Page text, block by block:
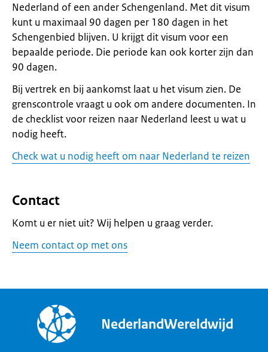
Nederland of een ander Schengenland. Met dit visum
kunt u maximaal 90 dagen per 180 dagen in het
Schengenbied blijven. U krijgt dit visum voor een
bepaalde periode. Die periode kan ook korter zijn dan
90 dagen.
Bij vertrek en bij aankomst laat u het visum zien. De
grenscontrole vraagt u ook om andere documenten. In
de checklist voor reizen naar Nederland leest u wat u
nodig heeft.
Check wat u nodig heeft om naar Nederland te reizen
Contact
Komt u er niet uit? Wij helpen u graag verder.
Neem contact op met ons
NederlandWereldwijd